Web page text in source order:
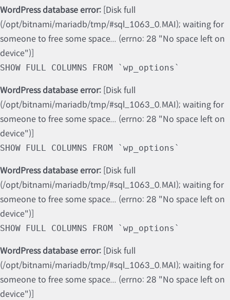
WordPress database error: [Disk full
(/opt/bitnami/mariadb/tmp/#sql_1063_0.MAI); waiting for
someone to free some space... (errno: 28 "No space left on
device")]
SHOW FULL COLUMNS FROM `wp_options`
WordPress database error: [Disk full
(/opt/bitnami/mariadb/tmp/#sql_1063_0.MAI); waiting for
someone to free some space... (errno: 28 "No space left on
device")]
SHOW FULL COLUMNS FROM `wp_options`
WordPress database error: [Disk full
(/opt/bitnami/mariadb/tmp/#sql_1063_0.MAI); waiting for
someone to free some space... (errno: 28 "No space left on
device")]
SHOW FULL COLUMNS FROM `wp_options`
WordPress database error: [Disk full
(/opt/bitnami/mariadb/tmp/#sql_1063_0.MAI); waiting for
someone to free some space... (errno: 28 "No space left on
device")]